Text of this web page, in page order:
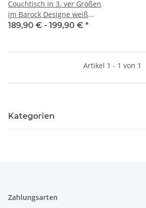
Couchtisch in 3. ver Größen
im Barock Designe weiß
Hochglanz
189,90 € - 199,90 € *
Artikel 1 - 1 von 1
Kategorien
Zahlungsarten